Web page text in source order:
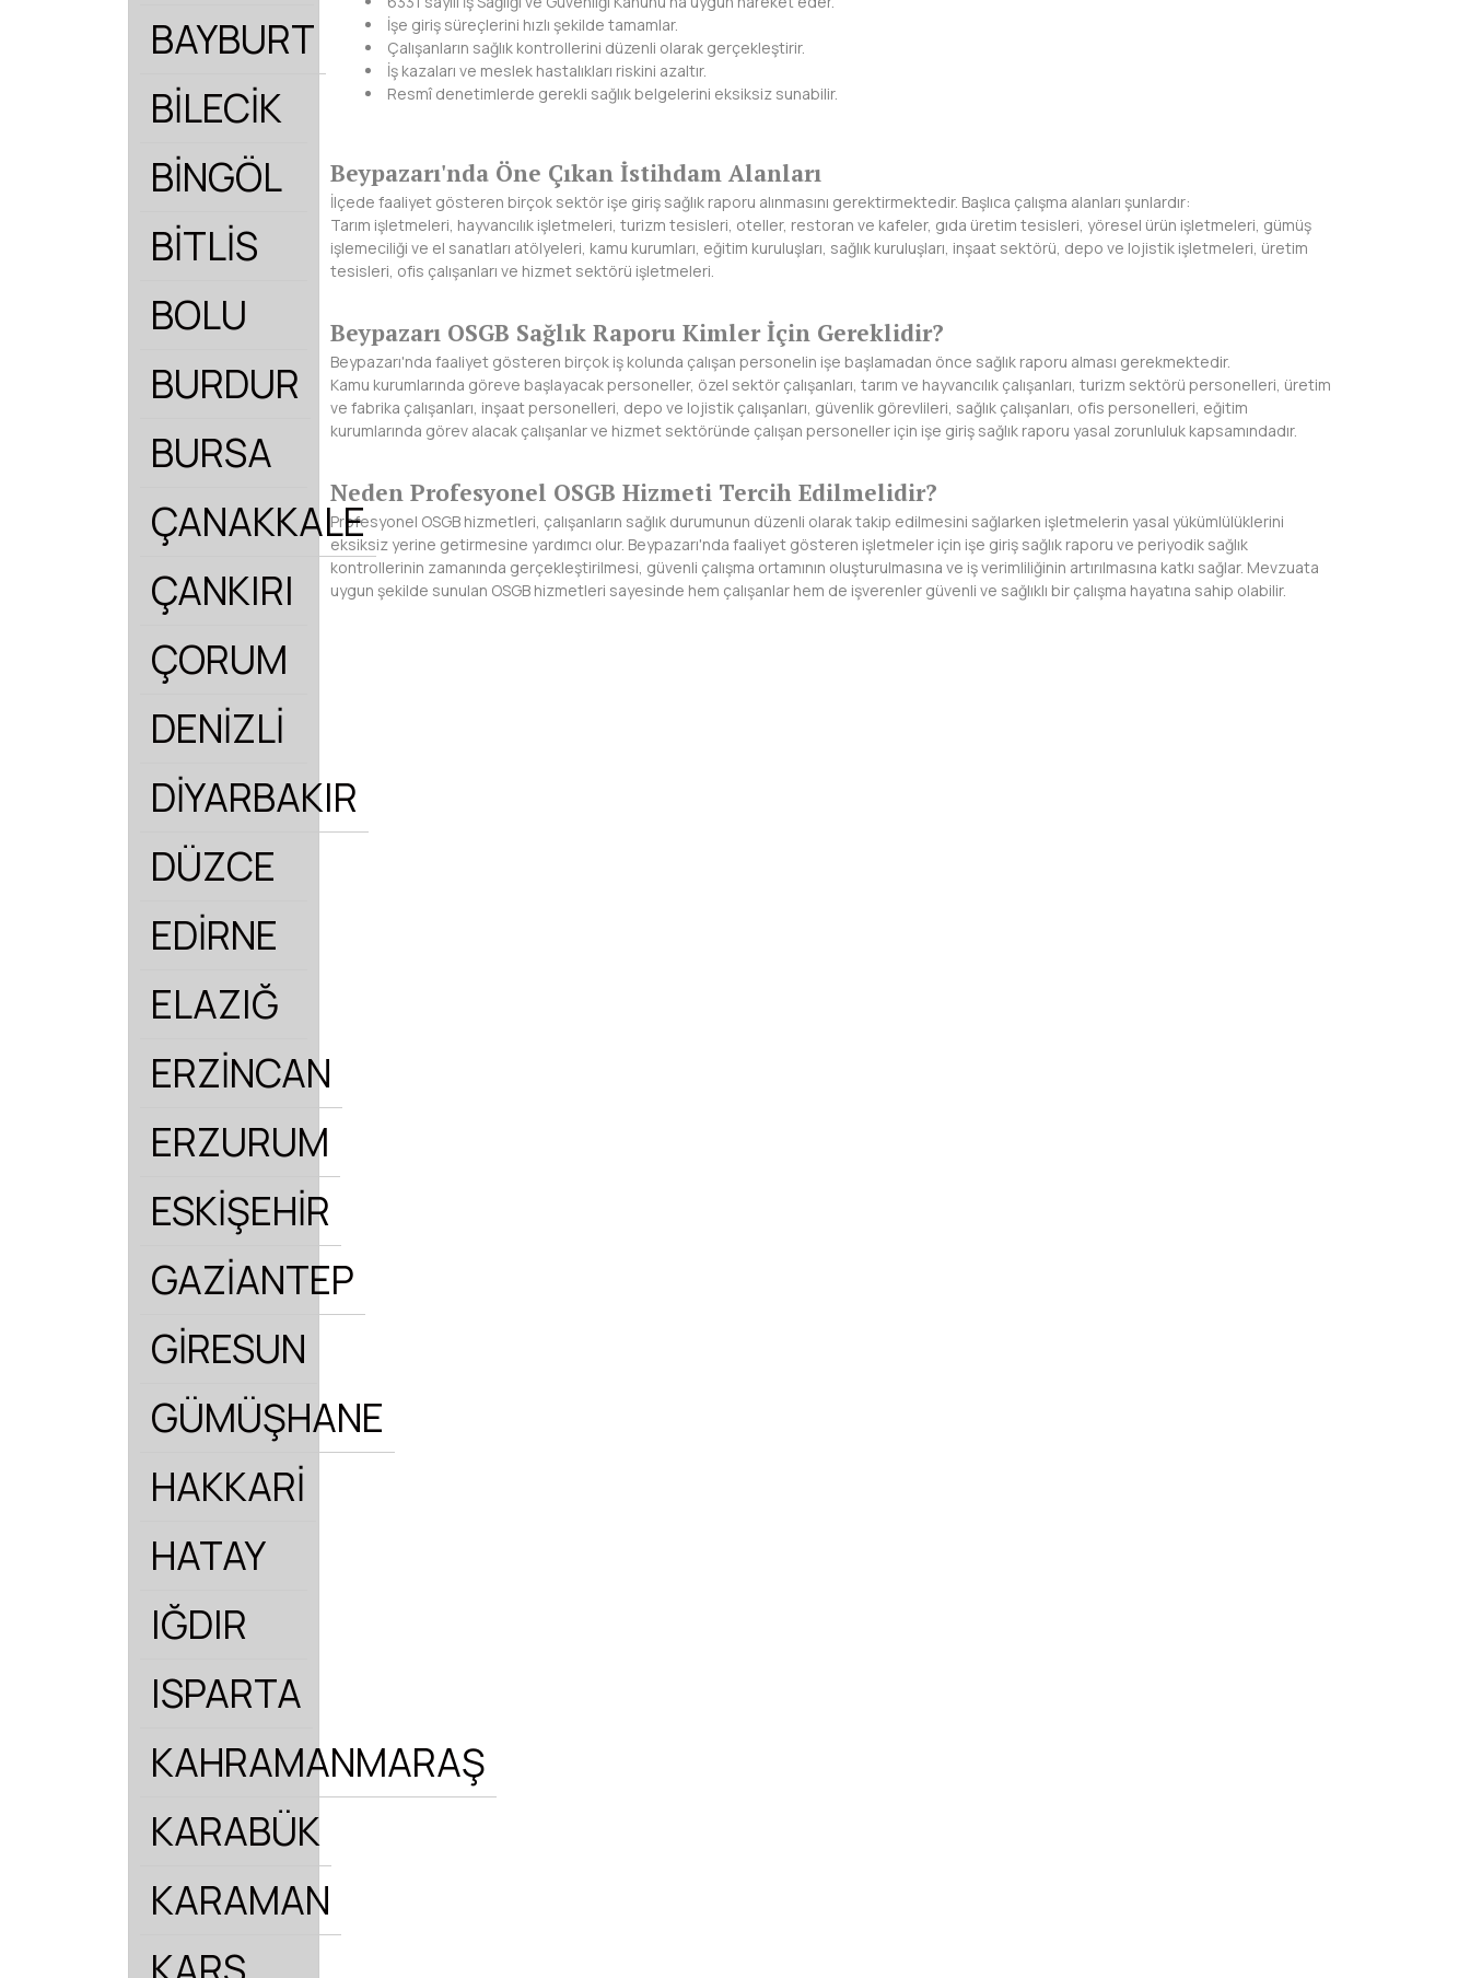
BAYBURT
BİLECİK
BİNGÖL
BİTLİS
BOLU
BURDUR
BURSA
ÇANAKKALE
ÇANKIRI
ÇORUM
DENİZLİ
DİYARBAKIR
DÜZCE
EDİRNE
ELAZIĞ
ERZİNCAN
ERZURUM
ESKİŞEHİR
GAZİANTEP
GİRESUN
GÜMÜŞHANE
HAKKARİ
HATAY
IĞDIR
ISPARTA
KAHRAMANMARAŞ
KARABÜK
KARAMAN
İşe giriş süreçlerini hızlı şekilde tamamlar.
Çalışanların sağlık kontrollerini düzenli olarak gerçekleştirir.
İş kazaları ve meslek hastalıkları riskini azaltır.
Resmî denetimlerde gerekli sağlık belgelerini eksiksiz sunabilir.
Beypazarı'nda Öne Çıkan İstihdam Alanları
İlçede faaliyet gösteren birçok sektör işe giriş sağlık raporu alınmasını gerektirmektedir. Başlıca çalışma alanları şunlardır:
Tarım işletmeleri, hayvancılık işletmeleri, turizm tesisleri, oteller, restoran ve kafeler, gıda üretim tesisleri, yöresel ürün işletmeleri, gümüş
işlemeciliği ve el sanatları atölyeleri, kamu kurumları, eğitim kuruluşları, sağlık kuruluşları, inşaat sektörü, depo ve lojistik işletmeleri, üretim
tesisleri, ofis çalışanları ve hizmet sektörü işletmeleri.
Beypazarı OSGB Sağlık Raporu Kimler İçin Gereklidir?
Beypazarı'nda faaliyet gösteren birçok iş kolunda çalışan personelin işe başlamadan önce sağlık raporu alması gerekmektedir.
Kamu kurumlarında göreve başlayacak personeller, özel sektör çalışanları, tarım ve hayvancılık çalışanları, turizm sektörü personelleri, üretim
ve fabrika çalışanları, inşaat personelleri, depo ve lojistik çalışanları, güvenlik görevlileri, sağlık çalışanları, ofis personelleri, eğitim
kurumlarında görev alacak çalışanlar ve hizmet sektöründe çalışan personeller için işe giriş sağlık raporu yasal zorunluluk kapsamındadır.
Neden Profesyonel OSGB Hizmeti Tercih Edilmelidir?
Profesyonel OSGB hizmetleri, çalışanların sağlık durumunun düzenli olarak takip edilmesini sağlarken işletmelerin yasal yükümlülüklerini
eksiksiz yerine getirmesine yardımcı olur. Beypazarı'nda faaliyet gösteren işletmeler için işe giriş sağlık raporu ve periyodik sağlık
kontrollerinin zamanında gerçekleştirilmesi, güvenli çalışma ortamının oluşturulmasına ve iş verimliliğinin artırılmasına katkı sağlar. Mevzuata
uygun şekilde sunulan OSGB hizmetleri sayesinde hem çalışanlar hem de işverenler güvenli ve sağlıklı bir çalışma hayatına sahip olabilir.